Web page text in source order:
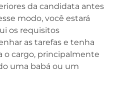
da candidata antes
modo, você estará
os requisitos
as tarefas e tenha
o cargo, principalmente
uma babá ou um